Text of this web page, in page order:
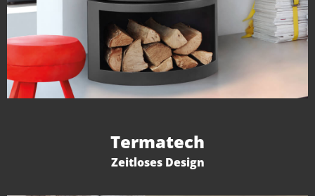
Termatech
Zeitloses Design